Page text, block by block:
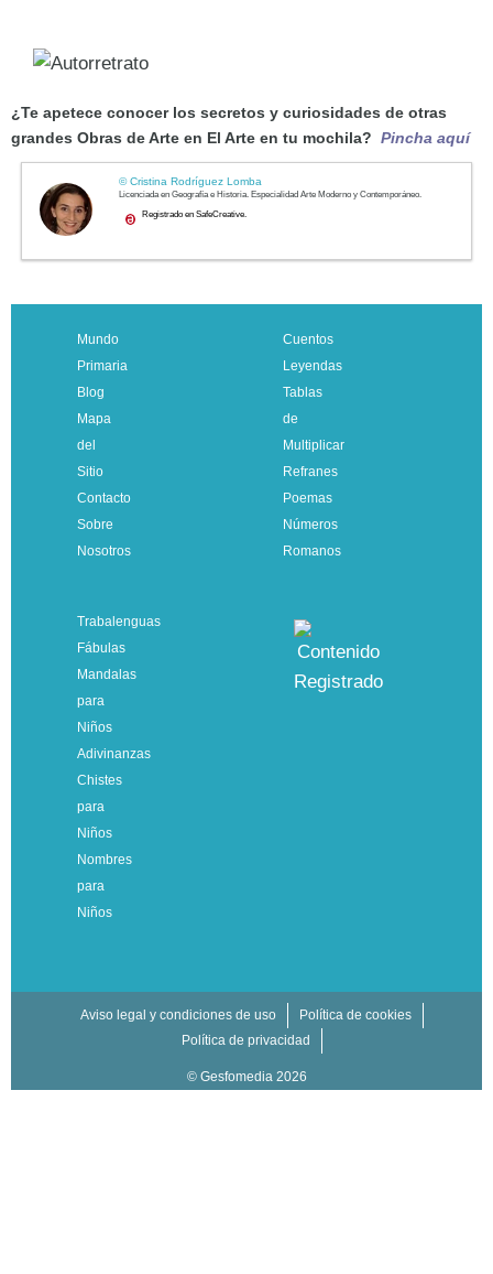
¿Te apetece conocer los secretos y curiosidades de otras
grandes Obras de Arte en El Arte en tu mochila? Pincha aquí
Mundo
Primaria
Blog
Mapa
del
Sitio
Contacto
Sobre
Nosotros
Cuentos
Leyendas
Tablas
de
Multiplicar
Refranes
Poemas
Números
Romanos
Trabalenguas
Fábulas
Mandalas
para
Niños
Adivinanzas
Chistes
para
Niños
Nombres
para
Niños
Aviso legal y condiciones de uso
Política de cookies
Política de privacidad
© Gesfomedia 2026